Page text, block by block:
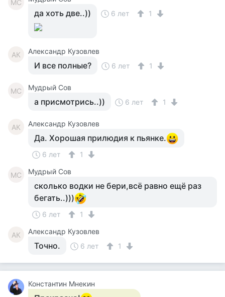
МС
да хоть две..)) 6 лет 1
АК Александр Кузовлев
И все полные? 6 лет 1
МС Мудрый Сов
а присмотрись..)) 6 лет 1
АК Александр Кузовлев
Да. Хорошая прилюдия к пьянке.
6 лет 1
МС Мудрый Сов
сколько водки не бери,всё равно ещё раз
бегать..)))
6 лет 1
АК Александр Кузовлев
Точно. 6 лет 1
Константин Мнекин